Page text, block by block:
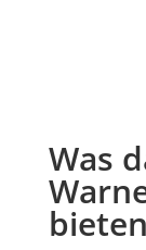
Was